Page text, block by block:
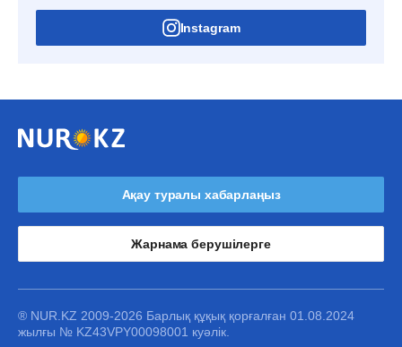
Instagram
Ақау туралы хабарлаңыз
Жарнама берушілерге
® NUR.KZ 2009-2026 Барлық құқық қорғалған 01.08.2024
жылғы № KZ43VPY00098001 куәлік.